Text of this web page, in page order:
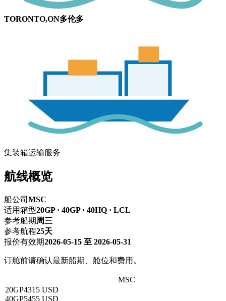
TORONTO,ON多伦多
集装箱运输服务
航线概览
船公司 MSC
适用箱型20GP · 40GP · 40HQ · LCL
参考船期 周三
参考航程25天
报价有效期2026-05-15 至 2026-05-31
订舱前请确认最新船期、舱位和费用。
MSC
20GP4315 USD
40GP5455 USD